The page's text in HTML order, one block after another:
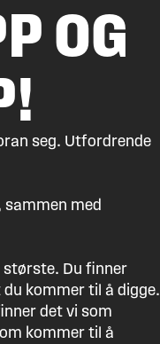
OG
seg. Utfordrende
med
største. Du finner
kommer til å digge.
det vi som
kommer til å